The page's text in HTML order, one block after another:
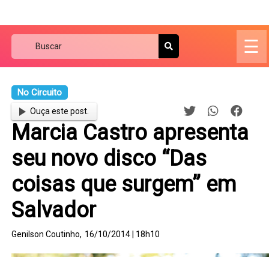
☰
No Circuito
Ouça este post.
Marcia Castro apresenta
seu novo disco “Das
coisas que surgem” em
Salvador
Genilson Coutinho, 16/10/2014 | 18h10